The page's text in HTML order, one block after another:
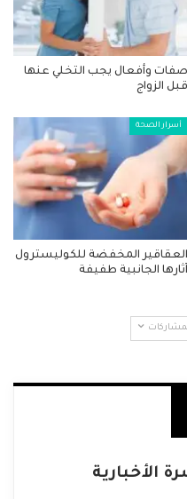
صفات وأفعال يجب التخلي عنها
قبل الزواج
أسرار الصحة
العقاقير المخفضة للكوليسترول
آثارها الجانبية طفيفة
الأخبارية